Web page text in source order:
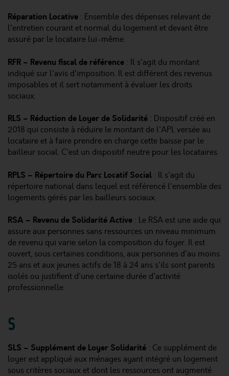
Réparation Locative : Ensemble des dépenses relevant de
l'entretien courant et normal du logement et devant être
assuré par le locataire lui-même.
RFR – Revenu fiscal de référence : Il s'agit du montant
indiqué sur l'avis d'imposition. Il est différent des revenus
imposables et il sert notamment à évaluer les droits
sociaux.
RLS – Réduction de Loyer de Solidarité : Dispositif créé en
2018 qui consiste à réduire le montant de l'APL versée au
locataire et à faire prendre en charge cette baisse par le
bailleur social. C'est un dispositif neutre pour les locataires.
RPLS – Répertoire du Parc Locatif Social : Il s'agit du
répertoire national dans lequel est référencé l'ensemble des
logements gérés par les bailleurs sociaux.
RSA – Revenu de Solidarité Active : Le RSA est une aide qui
assure aux personnes sans ressources un niveau minimum
de revenu qui varie selon la composition du foyer. Il est
ouvert, sous certaines conditions, aux personnes d'au moins
25 ans et aux jeunes actifs de 18 à 24 ans s'ils sont parents
isolés ou justifient d'une certaine durée d'activité
professionnelle.
S
SLS – Supplément de Loyer Solidarité : Ce supplément de
loyer est appliqué aux ménages ayant intégré un logement
sous critères sociaux et dont les ressources ont augmenté